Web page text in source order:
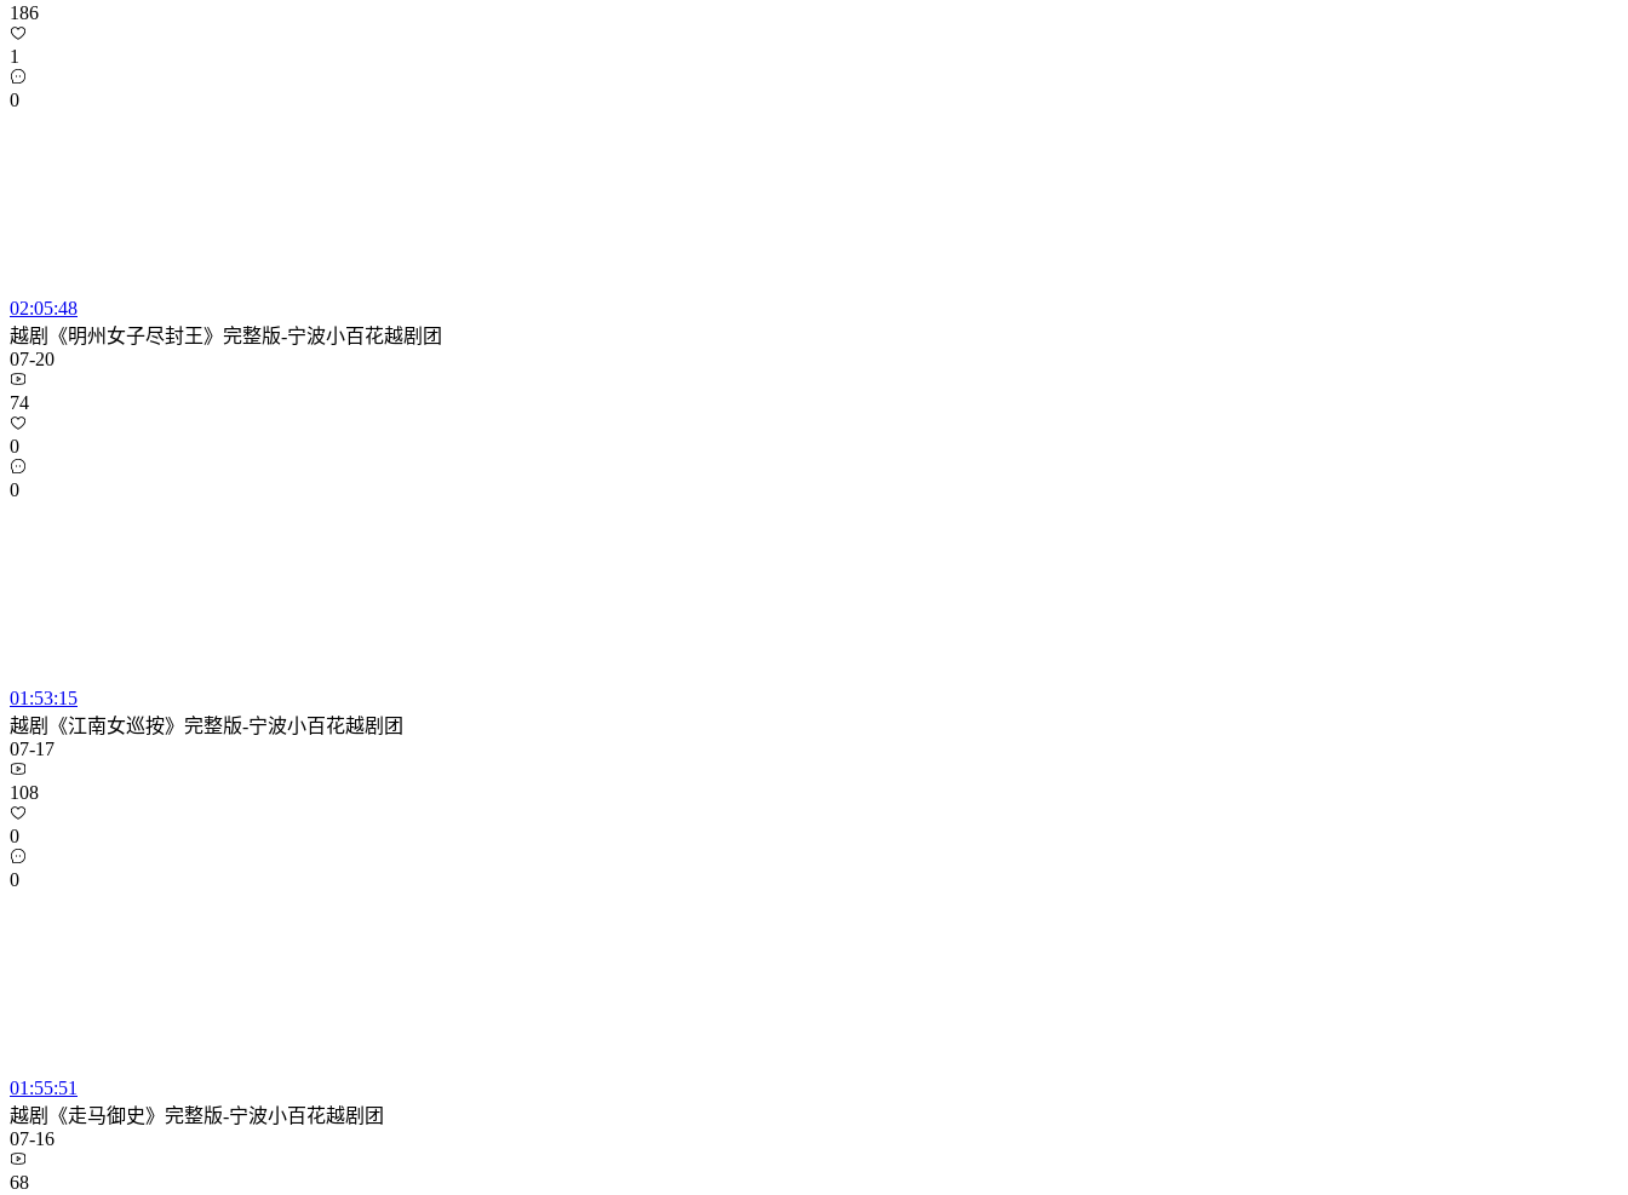
186
1
0
02:05:48
越剧《明州女子尽封王》完整版-宁波小百花越剧团
07-20
74
0
0
01:53:15
越剧《江南女巡按》完整版-宁波小百花越剧团
07-17
108
0
0
01:55:51
越剧《走马御史》完整版-宁波小百花越剧团
07-16
68